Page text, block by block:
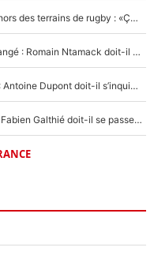
La raison d'être de Matthieu Jalibert en dehors des terrains de rugby : «Ça m'atteint autant que si tu touches à un membre de ma famille»
XV de France - Matthieu Jalibert a tout changé : Romain Ntamack doit-il s’inquiéter pour sa place à un an de la Coupe du monde ?
«Le XV de France est meilleur avec Lucu» : Antoine Dupont doit-il s’inquiéter pour sa place ?
Le XV de France a trouvé son remplaçant : Fabien Galthié doit-il se passer d'Antoine Dupont ?